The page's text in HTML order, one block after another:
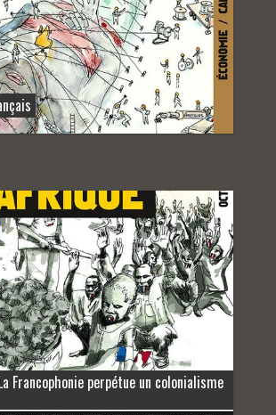
Francophonie perpétue un colonialisme